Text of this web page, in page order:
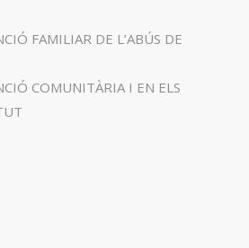
FAMILIAR DE L’ABÚS DE
COMUNITÀRIA I EN ELS